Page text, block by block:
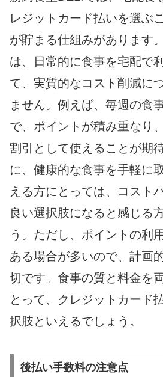
レジットカード払いを選ぶ
が貯まる仕組みがあります
は、日常的に食事を宅配で
て、実質的なコスト削減に
ません。例えば、毎週の食
で、ポイントが積み重なり
割引として使えることが期
に、健康的な食事を手軽に
える方にとっては、コスト
良い選択肢になると感じる
う。ただし、ポイントの利
ある場合が多いので、計画
切です。食事の質と料金を
とって、クレジットカード
択肢といえるでしょう。
後払い手数料の注意点